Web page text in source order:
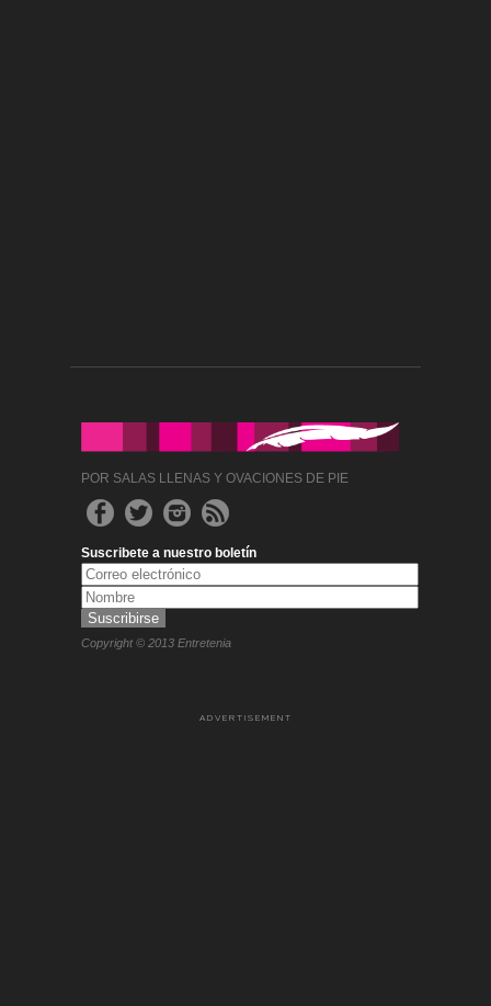
POR SALAS LLENAS Y OVACIONES DE PIE
Suscribete a nuestro boletín
Copyright © 2013 Entretenia
ADVERTISEMENT